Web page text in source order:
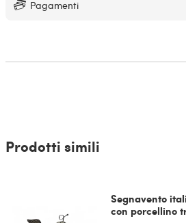
Pagamenti
Prodotti simili
Segnavento
con porcellino